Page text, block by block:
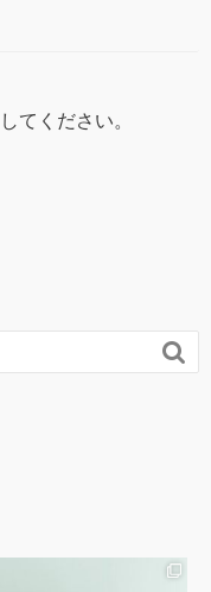
してください。
